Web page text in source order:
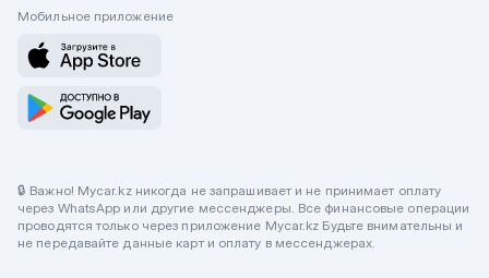
Мобильное приложение
🔒 Важно! Mycar.kz никогда не запрашивает и не принимает оплату
через WhatsApp или другие мессенджеры. Все финансовые операции
проводятся только через приложение Mycar.kz Будьте внимательны и
не передавайте данные карт и оплату в мессенджерах.